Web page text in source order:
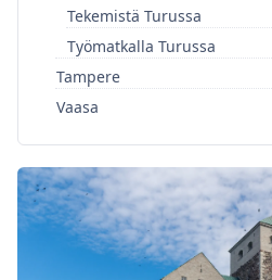
Tekemistä Turussa
Työmatkalla Turussa
Tampere
Vaasa